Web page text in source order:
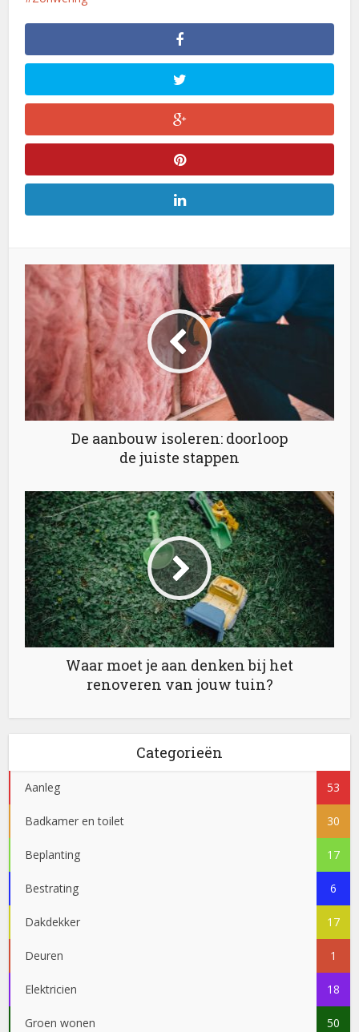
De aanbouw isoleren: doorloop
de juiste stappen
Waar moet je aan denken bij het
renoveren van jouw tuin?
Categorieën
Aanleg 53
Badkamer en toilet 30
Beplanting 17
Bestrating 6
Dakdekker 17
Deuren 1
Elektricien 18
Groen wonen 50